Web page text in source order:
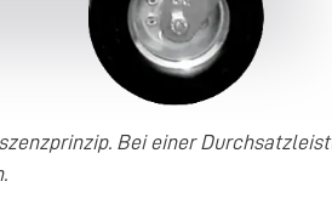
Bei einer